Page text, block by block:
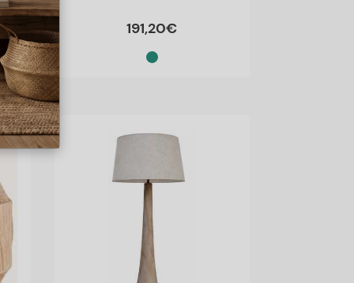
191,20€